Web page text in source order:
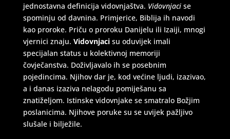
jednostavna definicija vidovnjaštva. Vidovnjacise
spominju od davnina. Primjerice, Biblija ih navodi
kao proroke. Priču o proroku Danijelu ili Izaiji, mnogi
vjernici znaju. Vidovnjacisu oduvijek imali
specijalan status u kolektivnoj memoriji
čovječanstva. Doživljavalo ih se posebnim
pojedincima. Njihov dar je, kod većine ljudi, izazivao,
a i danas izaziva nelagodu pomiješanu sa
znatiželjom. Istinske vidovnjake se smatralo Božjim
poslanicima. Njihove poruke su se uvijek pažljivo
slušale i bilježile.